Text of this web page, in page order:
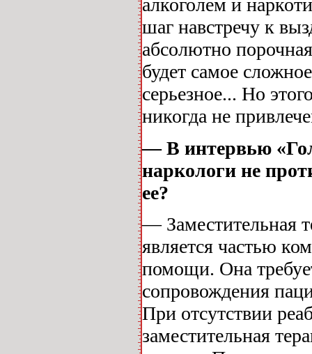
алкоголем и
шаг навстречу к
абсолютно
будет самое
серьезное... Но
никогда не
— В интервью
наркологи не
ее?
— Заместительная
является частью
помощи. Она
сопровождения
При отсутствии
заместительная